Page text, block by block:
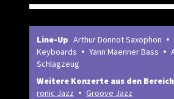
Line-Up Arthur Donnot Saxophon
Keyboards
Yann Maenner Bass
Schlagzeug
Weitere Konzerte aus den
ronic Jazz
Groove Jazz